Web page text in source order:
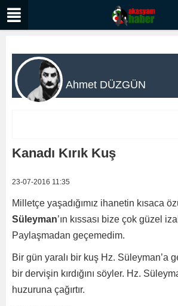
Ahmet DÜZGÜN
Kanadı Kırık Kuş
23-07-2016 11:35
Milletçe yaşadığımız ihanetin kısaca
Süleyman’ın kıssası bize çok güzel
Paylaşmadan geçemedim.
Bir gün yaralı bir kuş Hz. Süleyman’a
bir dervişin kırdığını söyler. Hz.
huzuruna çağırtır.